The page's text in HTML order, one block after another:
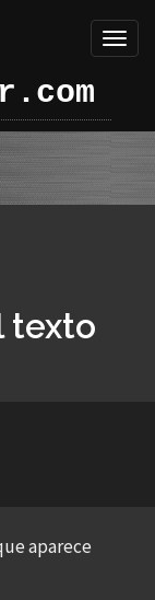
texto
aparece